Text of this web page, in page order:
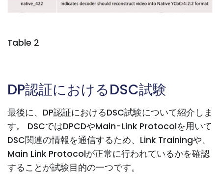
Table 2
DP認証におけるDSC試験
最後に、DP認証におけるDSC試験について紹介しま
す。 DSCではDPCDやMain-Link Protocolを用いて
DSC関連の情報を通信するため、Link Trainingや、
Main Link Protocolが正常に行われているかを確認
することが試験目的の一つです。